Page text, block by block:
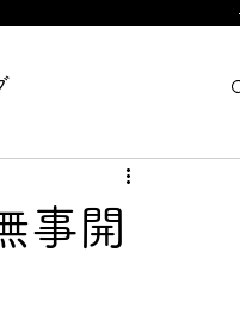
メディア掲載
事開